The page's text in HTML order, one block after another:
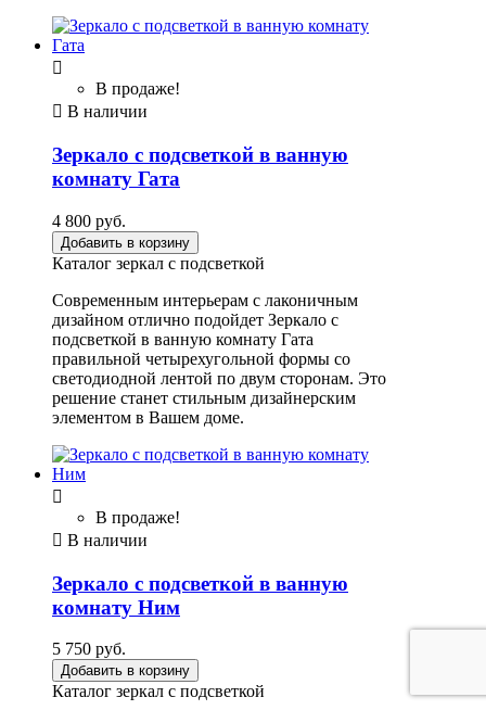

В продаже!
 В наличии
Зеркало с подсветкой в ванную
комнату Гата
4 800 руб.
Добавить в корзину
Каталог зеркал с подсветкой
Современным интерьерам с лаконичным
дизайном отлично подойдет Зеркало с
подсветкой в ванную комнату Гата
правильной четырехугольной формы со
светодиодной лентой по двум сторонам. Это
решение станет стильным дизайнерским
элементом в Вашем доме.

В продаже!
 В наличии
Зеркало с подсветкой в ванную
комнату Ним
5 750 руб.
Добавить в корзину
Каталог зеркал с подсветкой